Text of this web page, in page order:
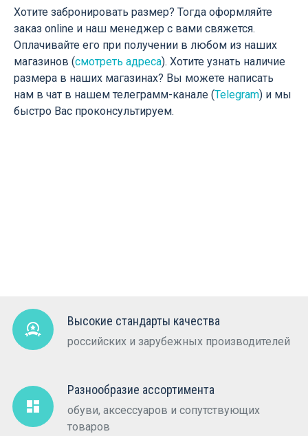
Хотите забронировать размер? Тогда оформляйте
заказ online и наш менеджер с вами свяжется.
Оплачивайте его при получении в любом из наших
магазинов (смотреть адреса). Хотите узнать наличие
размера в наших магазинах? Вы можете написать
нам в чат в нашем телеграмм-канале (Telegram) и мы
быстро Вас проконсультируем.
Высокие стандарты качества
российских и зарубежных производителей
Разнообразие ассортимента
обуви, аксессуаров и сопутствующих
товаров